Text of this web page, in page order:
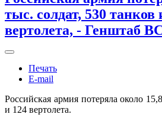
тыс. солдат, 530 танков
вертолета, - Генштаб
Печать
E-mail
Российская армия потеряла около
и 124 вертолета.